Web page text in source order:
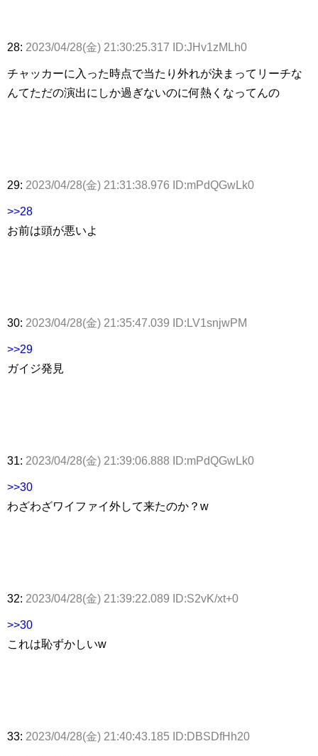
28: 2023/04/28(金) 21:30:25.317 ID:JHv1zMLh0
チャッカーに入った時点で当たり外れが決まってリーチな
んてただの演出にしか過ぎないのに何熱くなってんの
29: 2023/04/28(金) 21:31:38.976 ID:mPdQGwLk0
>>28
お前は頭が悪いよ
30: 2023/04/28(金) 21:35:47.039 ID:LV1snjwPM
>>29
ガイジ発見
31: 2023/04/28(金) 21:39:06.888 ID:mPdQGwLk0
>>30
わざわざワイファイ外して来たのか？w
32: 2023/04/28(金) 21:39:22.089 ID:S2vK/xt+0
>>30
これは恥ずかしいw
33: 2023/04/28(金) 21:40:43.185 ID:DBSDfHh20